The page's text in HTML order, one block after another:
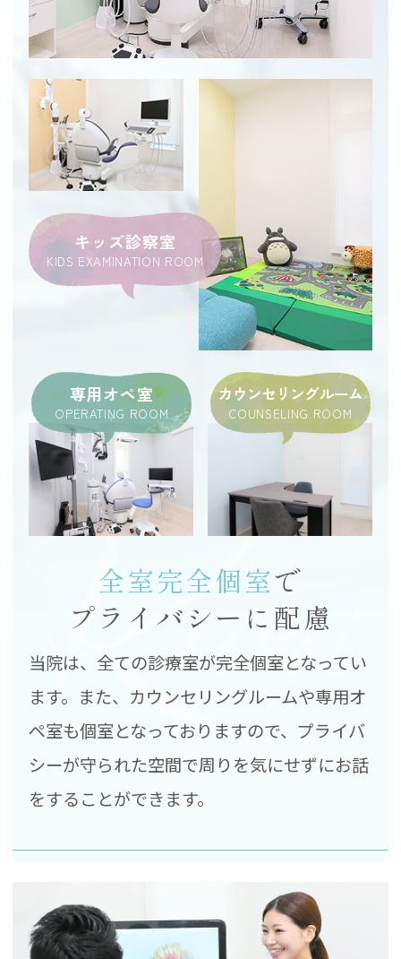
キッズ診察室
KIDS EXAMINATION ROOM
専用オペ室
OPERATING ROOM
カウンセリングルーム
COUNSELING ROOM
全室完全個室 で
プライバシーに配慮
当院は、全ての診療室が完全個室となってい
ます。また、カウンセリングルームや専用オ
ペ室も個室となっておりますので、プライバ
シーが守られた空間で周りを気にせずにお話
をすることができます。